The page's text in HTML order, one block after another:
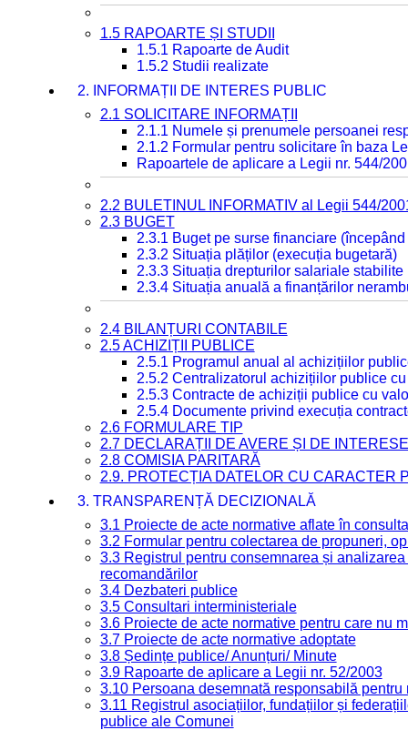
1.5 RAPOARTE ȘI STUDII
1.5.1 Rapoarte de Audit
1.5.2 Studii realizate
2. INFORMAȚII DE INTERES PUBLIC
2.1 SOLICITARE INFORMAȚII
2.1.1 Numele și prenumele persoanei
2.1.2 Formular pentru solicitare în baza
Rapoartele de aplicare a Legii nr. 544/
2.2 BULETINUL INFORMATIV al Legii 544/
2.3 BUGET
2.3.1 Buget pe surse financiare
2.3.2 Situația plăților (execuția bugetară)
2.3.3 Situația drepturilor salariale
2.3.4 Situația anuală a finanțărilor
2.4 BILANȚURI CONTABILE
2.5 ACHIZIȚII PUBLICE
2.5.1 Programul anual al achizițiilor
2.5.2 Centralizatorul achizițiilor publice
2.5.3 Contracte de achiziții publice cu
2.5.4 Documente privind execuția
2.6 FORMULARE TIP
2.7 DECLARAȚII DE AVERE ȘI DE INTERESE
2.8 COMISIA PARITARĂ
2.9. PROTECȚIA DATELOR CU CARACTER
3. TRANSPARENȚĂ DECIZIONALĂ
3.1 Proiecte de acte normative aflate în
3.2 Formular pentru colectarea de propuneri,
3.3 Registrul pentru consemnarea și
recomandărilor
3.4 Dezbateri publice
3.5 Consultari interministeriale
3.6 Proiecte de acte normative pentru care nu
3.7 Proiecte de acte normative adoptate
3.8 Ședințe publice/ Anunțuri/ Minute
3.9 Rapoarte de aplicare a Legii nr. 52/2003
3.10 Persoana desemnată responsabilă
3.11 Registrul asociațiilor, fundațiilor și
publice ale Comunei